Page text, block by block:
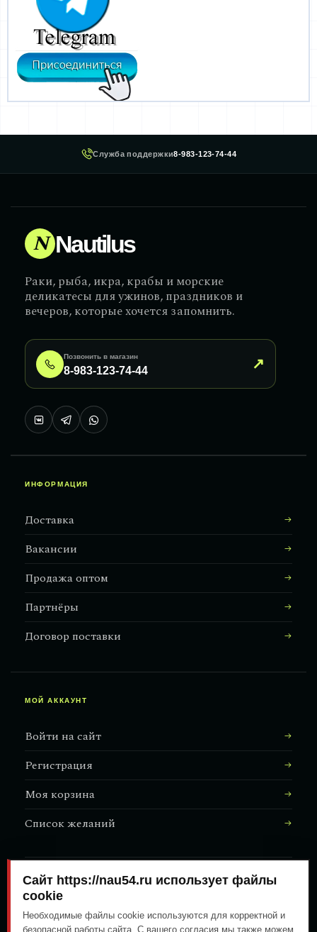
Служба поддержки8-983-123-74-44
N Nautilus
Раки, рыба, икра, крабы и морские
деликатесы для ужинов, праздников и
вечеров, которые хочется запомнить.
Позвонить в магазин
8-983-123-74-44 ↗
ИНФОРМАЦИЯ
Доставка
Вакансии
Продажа оптом
Партнёры
Договор поставки
МОЙ АККАУНТ
Войти на сайт
Регистрация
Моя корзина
Список желаний
АДРЕС МАГАЗИНА
Залесского, 8/1
Сайт https://nau54.ru использует файлы
cookie
Необходимые файлы cookie используются для корректной и
безопасной работы сайта. С вашего согласия мы также можем